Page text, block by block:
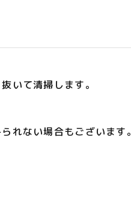
いて清掃します。
れない場合もございます。